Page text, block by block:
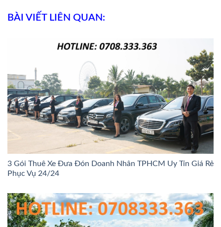
BÀI VIẾT LIÊN QUAN:
3 Gói Thuê Xe Đưa Đón Doanh Nhân TPHCM Uy Tín Giá Rẻ
Phục Vụ 24/24